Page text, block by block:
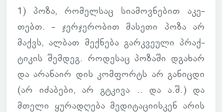
1) პოზა, რო­მელ­საც სი­ა­მოვ­ნე­ბით აკე­
თებთ. - ჯერ­ჯე­რო­ბით მა­სეთი პოზა არ
მაქვს, ალბათ მექ­ნება გარ­კვე­ული პრაქ­
ტი­კის შემ­დეგ. რო­დე­საც პო­ზაში დგა­ხარ
და არა­ნაირ დის კომ­ფორტს არ გა­ნიცდი
(არ იძა­ბები, არ გტკივა .. და ა.შ.) და
მთელი ყუ­რა­დღება მე­დი­ტა­ცი­ის­კენ არის